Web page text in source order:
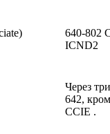
640-802
ICND2
Через
642,
CCIE .